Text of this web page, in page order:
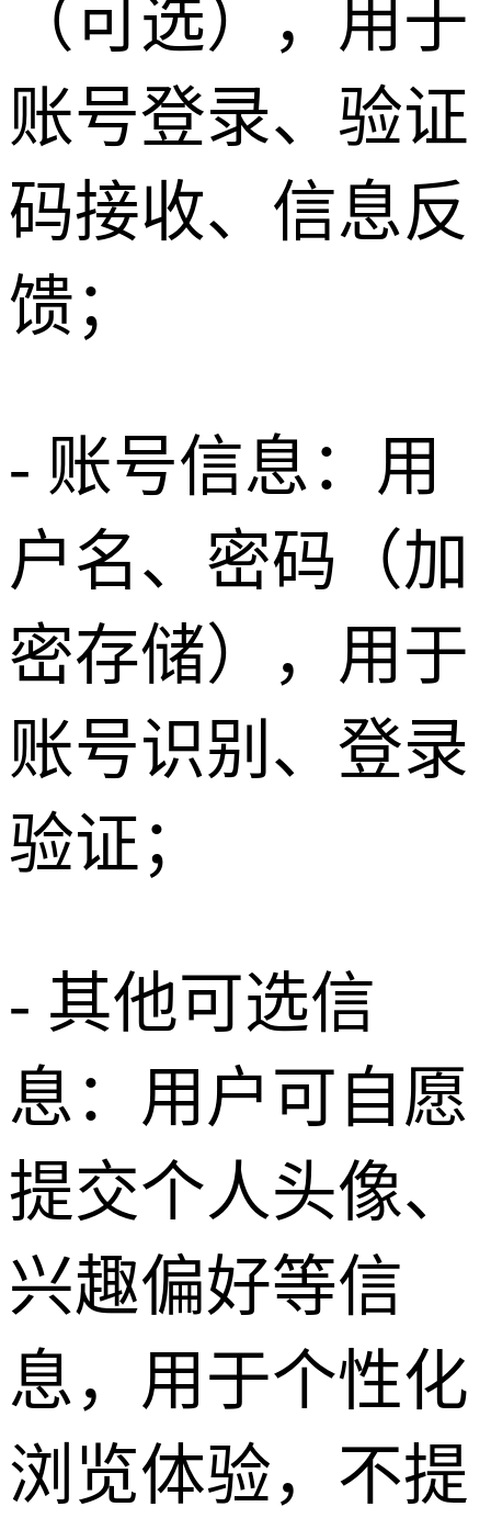
（可选），用于
账号登录、验证
码接收、信息反
馈；
- 账号信息：用
户名、密码（加
密存储），用于
账号识别、登录
验证；
- 其他可选信
息：用户可自愿
提交个人头像、
兴趣偏好等信
息，用于个性化
浏览体验，不提